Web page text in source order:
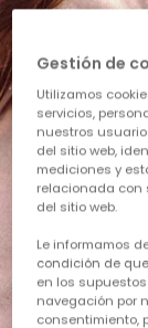
Gestión de
Utilizamos
servicios,
nuestros
del sitio web,
mediciones y
relacionada con
del sitio web.
Le informamos
condición de
en los
navegación por
consentimiento,